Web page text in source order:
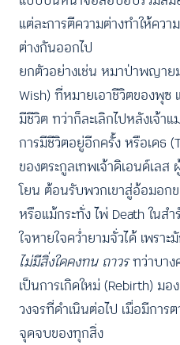
แต่ละการตีความต่างทำให้คว
ต่างกันออกไป
ยกตัวอย่างเช่น หมาป่าพญาย
Wish) ที่หมายเอาชีวิตของพุ
มีชีวิต ทว่าก็ละเลิกไปหลังเจ้
การมีชีวิตอยู่อีกครั้ง หรือเดธ
ของตระกูลเทพเจ้าดิเอนด์เล
โยน ต้อนรับพวกเขาสู่อ้อมอก
หรือแม้กระทั่ง ไพ่ Death ใน
ใจหายใจคว่ำยามจั่วได้ เพรา
ไม่มีสิ่งใดคงทน ถาวรทว่าบาง
เป็นการเกิดใหม่ (Rebirth) ม
วงจรที่ดำเนินต่อไป เมื่อมีการ
จุดจบของทุกสิ่ง